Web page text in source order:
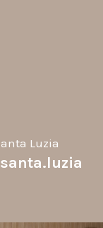
Luzia